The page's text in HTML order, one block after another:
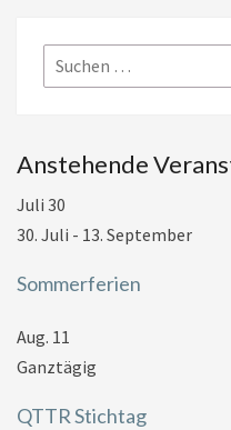
Suchen
nach:
Anstehende
Juli 30
30. Juli - 13. September
Sommerferien
Aug. 11
Ganztägig
QTTR Stichtag